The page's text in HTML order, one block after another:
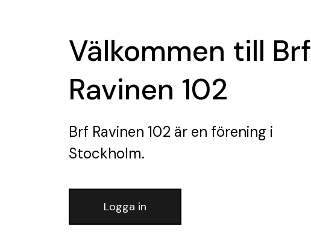
Välkommen till Brf
Ravinen 102
Brf Ravinen 102 är en förening i
Stockholm.
Logga in